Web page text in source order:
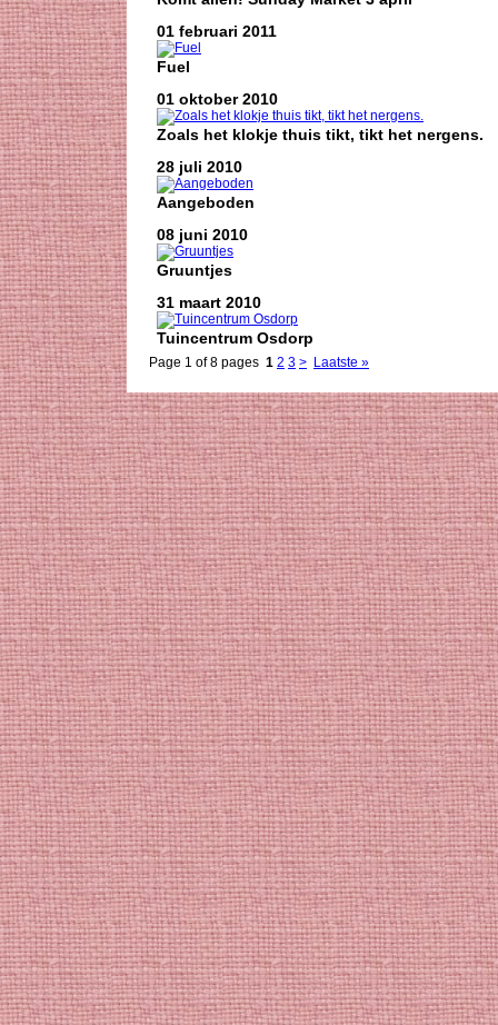
01 februari 2011
Fuel
01 oktober 2010
Zoals het klokje thuis tikt, tikt het nergens.
28 juli 2010
Aangeboden
08 juni 2010
Gruuntjes
31 maart 2010
Tuincentrum Osdorp
Page 1 of 8 pages 1 2 3 > Laatste »